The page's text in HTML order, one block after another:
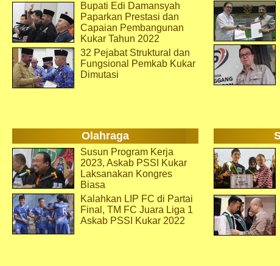
Bupati Edi Damansyah
Paparkan Prestasi dan
Capaian Pembangunan
Kukar Tahun 2022
32 Pejabat Struktural dan
Fungsional Pemkab Kukar
Dimutasi
Olahraga
Susun Program Kerja
2023, Askab PSSI Kukar
Laksanakan Kongres
Biasa
Kalahkan LIP FC di Partai
Final, TM FC Juara Liga 1
Askab PSSI Kukar 2022